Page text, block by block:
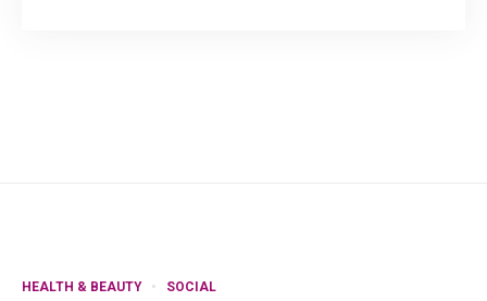
HEALTH & BEAUTY SOCIAL